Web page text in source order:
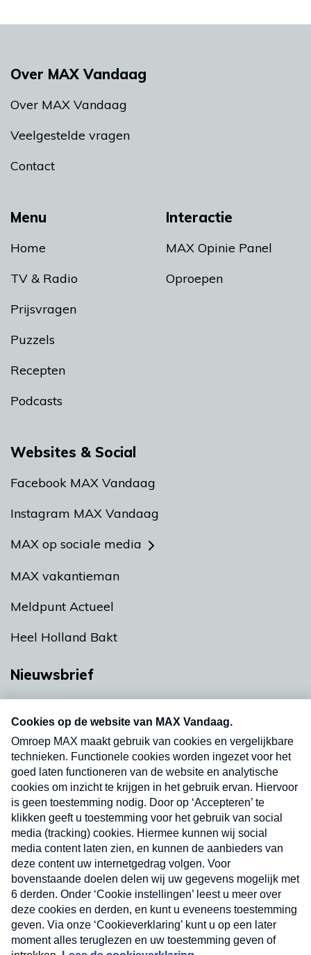
Menu
Home
TV & Radio
Prijsvragen
Puzzels
Recepten
Podcasts
Interactie
MAX Opinie Panel
Oproepen
Over MAX Vandaag
Over MAX Vandaag
Veelgestelde vragen
Contact
Websites & Social
Facebook MAX Vandaag
Instagram MAX Vandaag
MAX op sociale media
MAX vakantieman
Meldpunt Actueel
Heel Holland Bakt
Nieuwsbrief
nieuwsbrief. Elke vrijdag- en dinsdagochtend in
uw mailbox.
Verzend
Nieuwsbrief
Neem hier een gratis abonnement op onze
nieuwsbrief. Elke vrijdag- en dinsdagochtend in uw